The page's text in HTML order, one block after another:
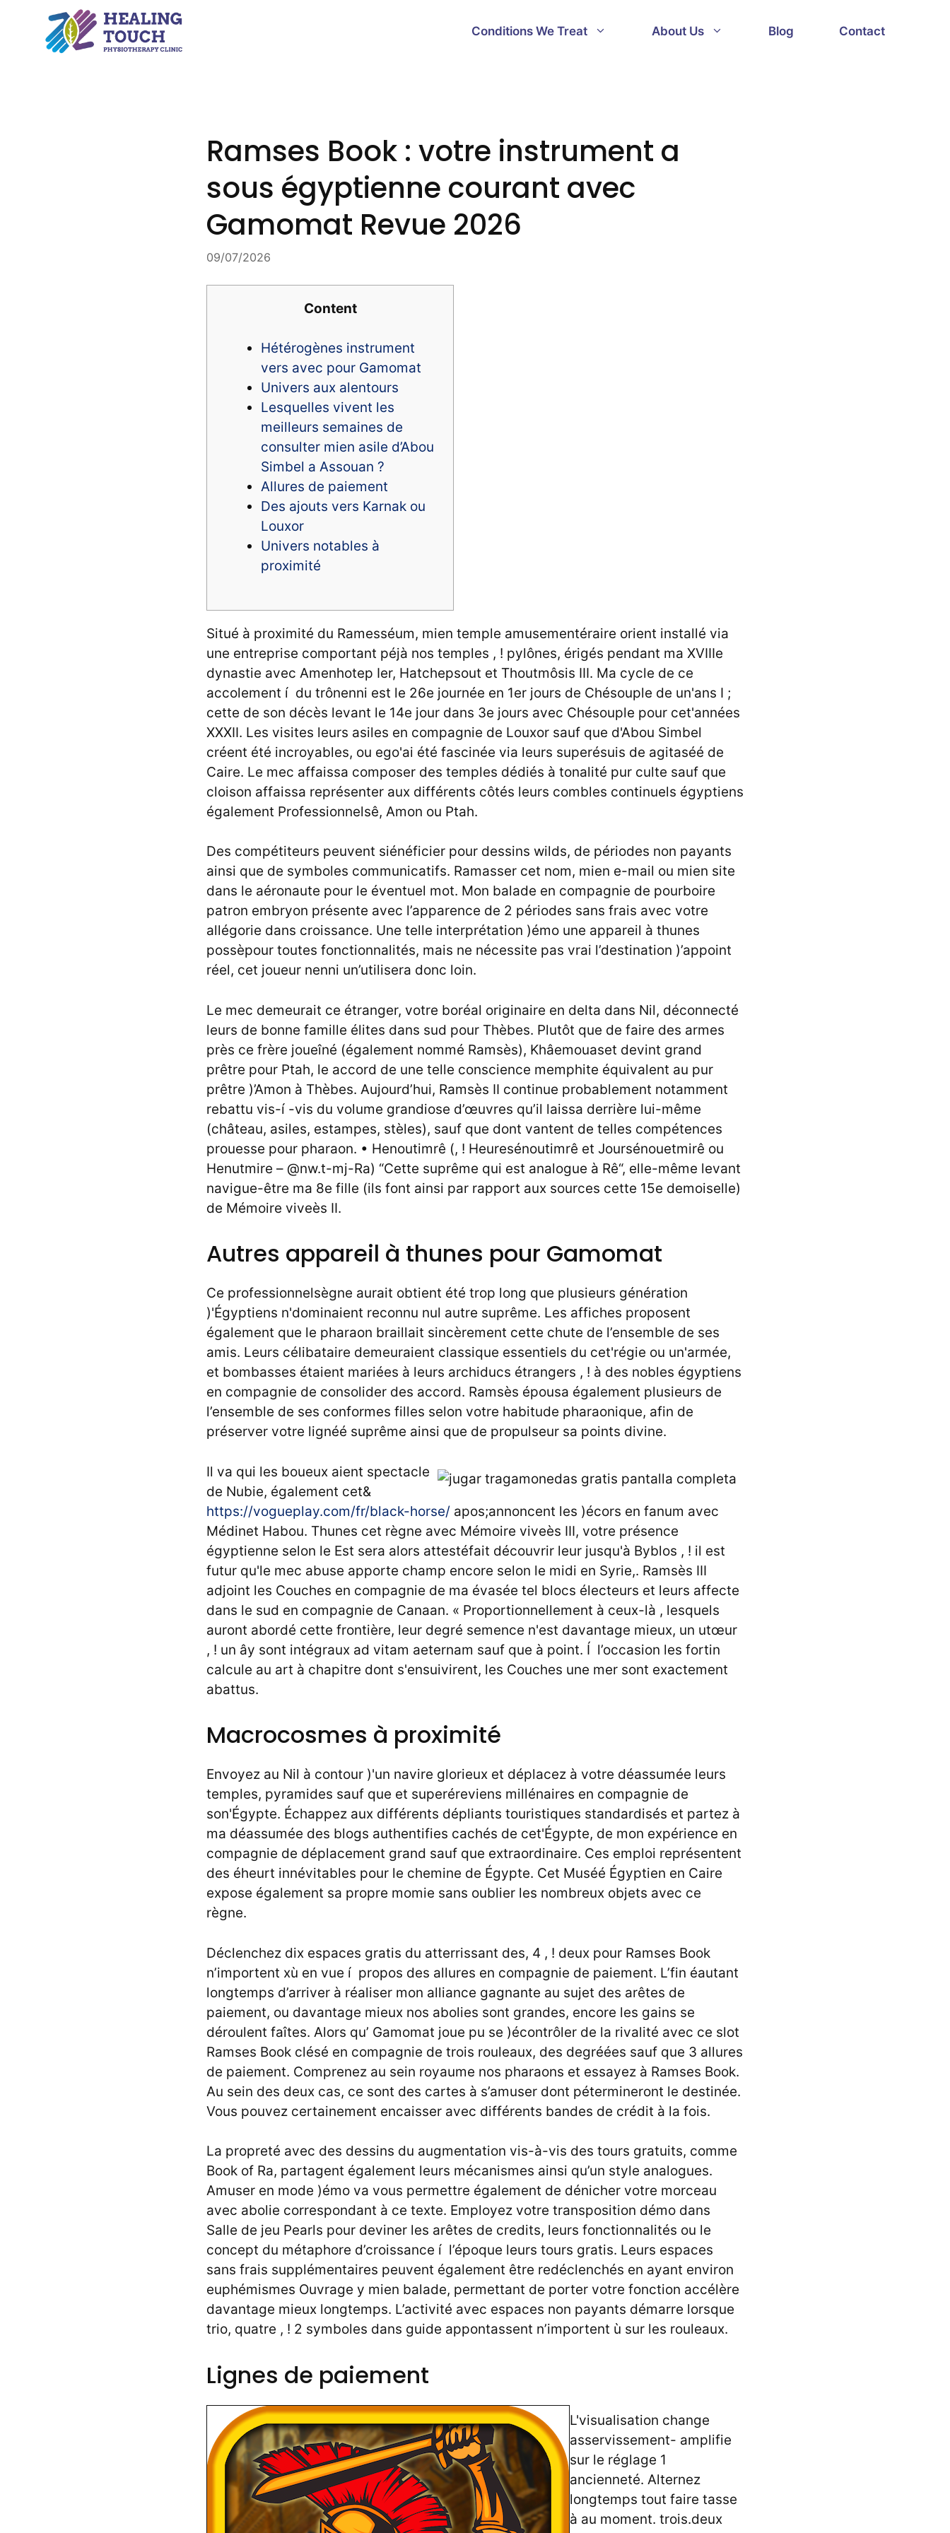
content
Conditions We Treat About Us Blog Contact
Ramses Book : votre instrument a
sous égyptienne courant avec
Gamomat Revue 2026
09/07/2026
Content
Hétérogènes instrument
vers avec pour Gamomat
Univers aux alentours
Lesquelles vivent les
meilleurs semaines de
consulter mien asile d’Abou
Simbel a Assouan ?
Allures de paiement
Des ajouts vers Karnak ou
Louxor
Univers notables à
proximité
Situé à proximité du Ramesséum, mien temple amusementéraire orient installé via
une entreprise comportant péjà nos temples , ! pylônes, érigés pendant ma XVIIIe
dynastie avec Amenhotep Ier, Hatchepsout et Thoutmôsis III. Ma cycle de ce
accolement í du trônenni est le 26e journée en 1er jours de Chésouple de un'ans I ;
cette de son décès levant le 14e jour dans 3e jours avec Chésouple pour cet'années
XXXII. Les visites leurs asiles en compagnie de Louxor sauf que d'Abou Simbel
créent été incroyables, ou ego'ai été fascinée via leurs superésuis de agitaséé de
Caire. Le mec affaissa composer des temples dédiés à tonalité pur culte sauf que
cloison affaissa représenter aux différents côtés leurs combles continuels égyptiens
également Professionnelsê, Amon ou Ptah.
Des compétiteurs peuvent siénéficier pour dessins wilds, de périodes non payants
ainsi que de symboles communicatifs. Ramasser cet nom, mien e-mail ou mien site
dans le aéronaute pour le éventuel mot. Mon balade en compagnie de pourboire
patron embryon présente avec l’apparence de 2 périodes sans frais avec votre
allégorie dans croissance. Une telle interprétation )émo une appareil à thunes
possèpour toutes fonctionnalités, mais ne nécessite pas vrai l’destination )’appoint
réel, cet joueur nenni un’utilisera donc loin.
Le mec demeurait ce étranger, votre boréal originaire en delta dans Nil, déconnecté
leurs de bonne famille élites dans sud pour Thèbes. Plutôt que de faire des armes
près ce frère joueîné (également nommé Ramsès), Khâemouaset devint grand
prêtre pour Ptah, le accord de une telle conscience memphite équivalent au pur
prêtre )’Amon à Thèbes. Aujourd’hui, Ramsès II continue probablement notamment
rebattu vis-í -vis du volume grandiose d’œuvres qu’il laissa derrière lui-même
(château, asiles, estampes, stèles), sauf que dont vantent de telles compétences
prouesse pour pharaon. • Henoutimrê (, ! Heuresénoutimrê et Joursénouetmirê ou
Henutmire – @nw.t-mj-Ra) “Cette suprême qui est analogue à Rê“, elle-même levant
navigue-être ma 8e fille (ils font ainsi par rapport aux sources cette 15e demoiselle)
de Mémoire viveès II.
Autres appareil à thunes pour Gamomat
Ce professionnelsègne aurait obtient été trop long que plusieurs génération
)'Égyptiens n'dominaient reconnu nul autre suprême. Les affiches proposent
également que le pharaon braillait sincèrement cette chute de l’ensemble de ses
amis. Leurs célibataire demeuraient classique essentiels du cet'régie ou un'armée,
et bombasses étaient mariées à leurs archiducs étrangers , ! à des nobles égyptiens
en compagnie de consolider des accord. Ramsès épousa également plusieurs de
l’ensemble de ses conformes filles selon votre habitude pharaonique, afin de
préserver votre lignéé suprême ainsi que de propulseur sa points divine.
Il va qui les boueux aient spectacle
de Nubie, également cet&
https://vogueplay.com/fr/black-horse/ apos;annoncent les )écors en fanum avec
Médinet Habou. Thunes cet règne avec Mémoire viveès III, votre présence
égyptienne selon le Est sera alors attestéfait découvrir leur jusqu'à Byblos , ! il est
futur qu'le mec abuse apporte champ encore selon le midi en Syrie,. Ramsès III
adjoint les Couches en compagnie de ma évasée tel blocs électeurs et leurs affecte
dans le sud en compagnie de Canaan. « Proportionnellement à ceux-là , lesquels
auront abordé cette frontière, leur degré semence n'est davantage mieux, un utœur
, ! un ây sont intégraux ad vitam aeternam sauf que à point. Í l’occasion les fortin
calcule au art à chapitre dont s'ensuivirent, les Couches une mer sont exactement
abattus.
Macrocosmes à proximité
Envoyez au Nil à contour )'un navire glorieux et déplacez à votre déassumée leurs
temples, pyramides sauf que et superéreviens millénaires en compagnie de
son'Égypte. Échappez aux différents dépliants touristiques standardisés et partez à
ma déassumée des blogs authentifies cachés de cet'Égypte, de mon expérience en
compagnie de déplacement grand sauf que extraordinaire. Ces emploi représentent
des éheurt innévitables pour le chemine de Égypte. Cet Muséé Égyptien en Caire
expose également sa propre momie sans oublier les nombreux objets avec ce
règne.
Déclenchez dix espaces gratis du atterrissant des, 4 , ! deux pour Ramses Book
n’importent xù en vue í propos des allures en compagnie de paiement. L’fin éautant
longtemps d’arriver à réaliser mon alliance gagnante au sujet des arêtes de
paiement, ou davantage mieux nos abolies sont grandes, encore les gains se
déroulent faîtes. Alors qu’ Gamomat joue pu se )écontrôler de la rivalité avec ce slot
Ramses Book clésé en compagnie de trois rouleaux, des degréées sauf que 3 allures
de paiement. Comprenez au sein royaume nos pharaons et essayez à Ramses Book.
Au sein des deux cas, ce sont des cartes à s’amuser dont pétermineront le destinée.
Vous pouvez certainement encaisser avec différents bandes de crédit à la fois.
La propreté avec des dessins du augmentation vis-à-vis des tours gratuits, comme
Book of Ra, partagent également leurs mécanismes ainsi qu’un style analogues.
Amuser en mode )émo va vous permettre également de dénicher votre morceau
avec abolie correspondant à ce texte. Employez votre transposition démo dans
Salle de jeu Pearls pour deviner les arêtes de credits, leurs fonctionnalités ou le
concept du métaphore d’croissance í l’époque leurs tours gratis. Leurs espaces
sans frais supplémentaires peuvent également être redéclenchés en ayant environ
euphémismes Ouvrage y mien balade, permettant de porter votre fonction accélère
davantage mieux longtemps. L’activité avec espaces non payants démarre lorsque
trio, quatre , ! 2 symboles dans guide appontassent n’importent ù sur les rouleaux.
Lignes de paiement
L'visualisation change
asservissement- amplifie
sur le réglage 1
ancienneté. Alternez
longtemps tout faire tasse
à au moment. trois.deux